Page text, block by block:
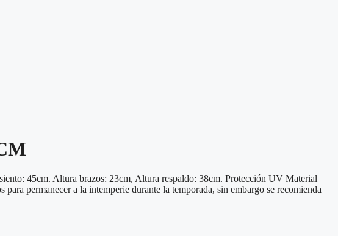
45cm. Altura brazos: 23cm, Altura respaldo: 38cm. Protección UV Material
permanecer a la intemperie durante la temporada, sin embargo se recomienda